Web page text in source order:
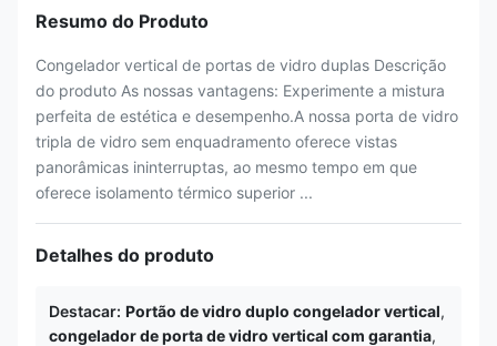
Resumo do Produto
Congelador vertical de portas de vidro duplas Descrição
do produto As nossas vantagens: Experimente a mistura
perfeita de estética e desempenho.A nossa porta de vidro
tripla de vidro sem enquadramento oferece vistas
panorâmicas ininterruptas, ao mesmo tempo em que
oferece isolamento térmico superior ...
Detalhes do produto
Destacar: Portão de vidro duplo congelador vertical,
congelador de porta de vidro vertical com garantia,